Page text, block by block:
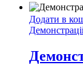
Додати в